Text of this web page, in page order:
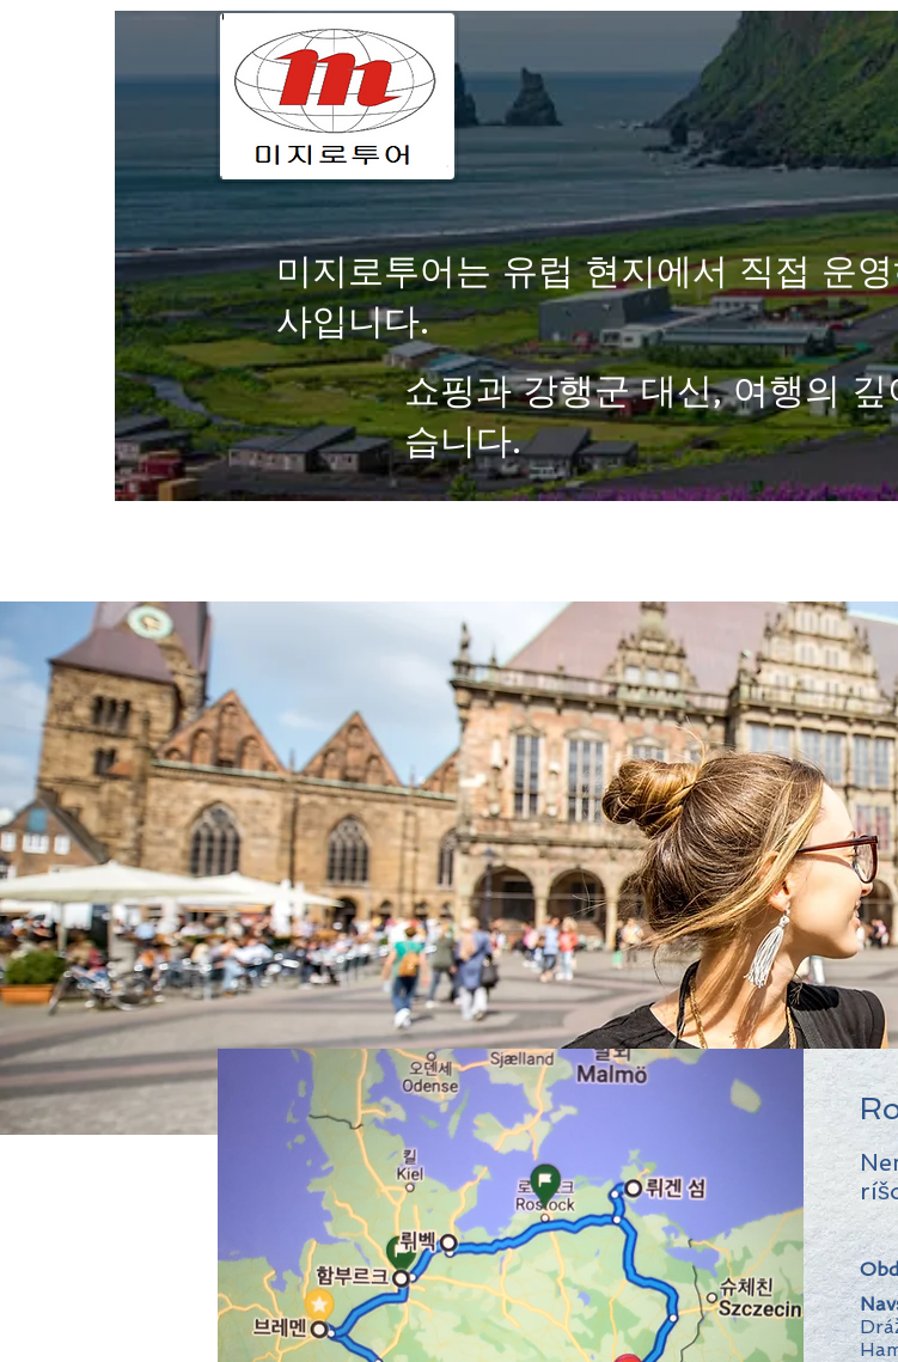
미지로투어는 유럽 현지에서 직접 운
사입니다.
쇼핑과 강행군 대신, 여행의
습니다.